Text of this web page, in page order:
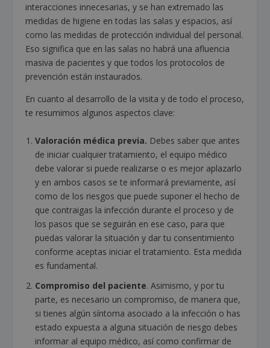
interacciones innecesarias, y se han extremado las
medidas de higiene en todas las salas y espacios, así
como las medidas de protección individual del personal.
Eso significa que en las salas no habrá una afluencia
masiva de pacientes y que todos los protocolos de
prevención están instaurados.
En cuanto al desarrollo de la visita y de todo el proceso,
te resumimos algunos aspectos clave:
Valoración médica previa. Debes saber que antes
de iniciar cualquier tratamiento, el equipo médico
debe valorar si puede realizarse o es mejor aplazarlo
y en ambos casos se te informará previamente, así
como de los riesgos que puede suponer el hecho de
que contraigas la infección durante el proceso y de
los pasos que se seguirán en ese caso, para que
puedas valorar la situación y dar tu consentimiento
conforme aceptas iniciar el tratamiento. Esta medida
es fundamental.
Compromiso del paciente. Asimismo, y por tu
parte, es necesario un compromiso, de manera que,
si tienes algún síntoma asociado a la infección o has
estado expuesta a alguna situación de riesgo debes
informar al equipo médico, así como confirmar de